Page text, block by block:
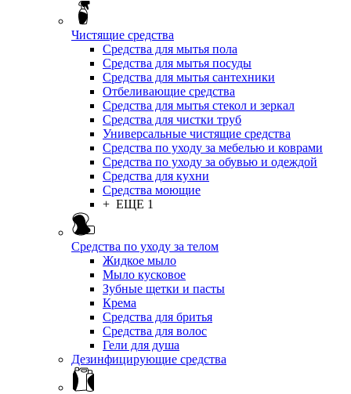
Чистящие средства
Средства для мытья пола
Средства для мытья посуды
Средства для мытья сантехники
Отбеливающие средства
Средства для мытья стекол и зеркал
Средства для чистки труб
Универсальные чистящие средства
Средства по уходу за мебелью и коврами
Средства по уходу за обувью и одеждой
Средства для кухни
Средства моющие
+ ЕЩЕ 1
Средства по уходу за телом
Жидкое мыло
Мыло кусковое
Зубные щетки и пасты
Крема
Средства для бритья
Средства для волос
Гели для душа
Дезинфицирующие средства